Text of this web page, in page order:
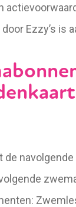
Ezzy’s is
de